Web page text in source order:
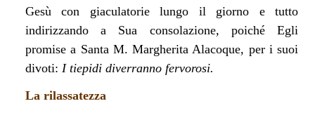
Gesù con giaculatorie lungo il giorno e tutto
indirizzando a Sua consolazione, poiché Egli
promise a Santa M. Margherita Alacoque, per i suoi
divoti: I tiepidi diverranno fervorosi.
La rilassatezza